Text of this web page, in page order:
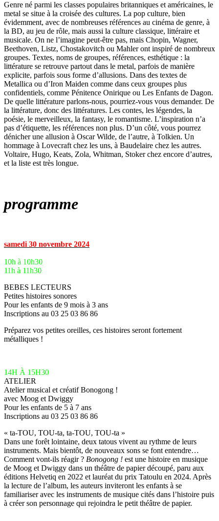
Genre né parmi les classes populaires britanniques et américaines, le
metal se situe à la croisée des cultures. La pop culture, bien
évidemment, avec de nombreuses références au cinéma de genre, à
la BD, au jeu de rôle, mais aussi la culture classique, littéraire et
musicale. On ne l’imagine peut-être pas, mais Chopin, Wagner,
Beethoven, Listz, Chostakovitch ou Mahler ont inspiré de nombreux
groupes. Textes, noms de groupes, références, esthétique : la
littérature se retrouve partout dans le metal, parfois de manière
explicite, parfois sous forme d’allusions. Dans des textes de
Metallica ou d’Iron Maiden comme dans ceux groupes plus
confidentiels, comme Pénitence Onirique ou Les Enfants de Dagon.
De quelle littérature parlons-nous, pourriez-vous vous demander. De
la littérature, donc des littératures. Les contes, les légendes, la
poésie, le merveilleux, la fantasy, le romantisme. L’inspiration n’a
pas d’étiquette, les références non plus. D’un côté, vous pourrez
dénicher une allusion à Oscar Wilde, de l’autre, à Tolkien. Un
hommage à Lovecraft chez les uns, à Baudelaire chez les autres.
Voltaire, Hugo, Keats, Zola, Whitman, Stoker chez encore d’autres,
et la liste est très longue.
programme
samedi 30 novembre 2024
10h à 10h30
11h à 11h30
BEBES LECTEURS
Petites histoires sonores
Pour les enfants de 9 mois à 3 ans
Inscriptions au 03 25 03 86 86
Préparez vos petites oreilles, ces histoires seront fortement
métalliques !
14H À 15H30
ATELIER
Atelier musical et créatif Bonogong !
avec Moog et Dwiggy
Pour les enfants de 5 à 7 ans
Inscriptions au 03 25 03 86 86
« ta-TOU, TOU-ta, ta-TOU, TOU-ta »
Dans une forêt lointaine, deux tatous vivent au rythme de leurs
instruments. Mais bientôt, de nouveaux sons se font entendre…
Comment vont-ils réagir ? Bonogong ! est une histoire en musique
de Moog et Dwiggy dans un théâtre de papier découpé, paru aux
éditions Helvetiq en 2022 et lauréat du prix Tatoulu en 2024. Après
la lecture de l’album, les auteurs inviteront les enfants à se
familiariser avec les instruments de musique cités dans l’histoire puis
à créer son personnage qui rejoindra le petit théâtre de papier.